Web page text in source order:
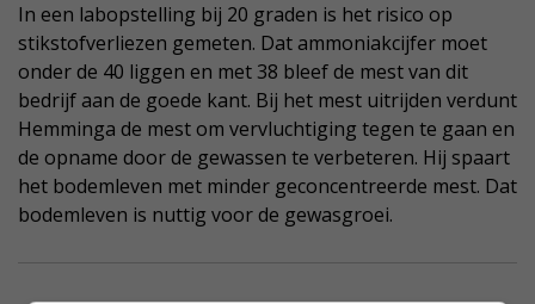
In een labopstelling bij 20 graden is het risico op
stikstofverliezen gemeten. Dat ammoniakcijfer moet
onder de 40 liggen en met 38 bleef de mest van dit
bedrijf aan de goede kant. Bij het mest uitrijden verdunt
Hemminga de mest om vervluchtiging tegen te gaan en
de opname door de gewassen te verbeteren. Hij spaart
het bodemleven met minder geconcentreerde mest. Dat
bodemleven is nuttig voor de gewasgroei.